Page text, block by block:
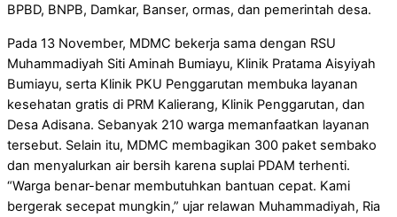
BPBD, BNPB, Damkar, Banser, ormas, dan pemerintah desa.
Pada 13 November, MDMC bekerja sama dengan RSU
Muhammadiyah Siti Aminah Bumiayu, Klinik Pratama Aisyiyah
Bumiayu, serta Klinik PKU Penggarutan membuka layanan
kesehatan gratis di PRM Kalierang, Klinik Penggarutan, dan
Desa Adisana. Sebanyak 210 warga memanfaatkan layanan
tersebut. Selain itu, MDMC membagikan 300 paket sembako
dan menyalurkan air bersih karena suplai PDAM terhenti.
“Warga benar-benar membutuhkan bantuan cepat. Kami
bergerak secepat mungkin,” ujar relawan Muhammadiyah, Ria